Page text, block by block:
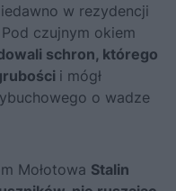
w rezydencji
czujnym okiem
schron, którego
i mógł
o wadze
Mołotowa Stalin